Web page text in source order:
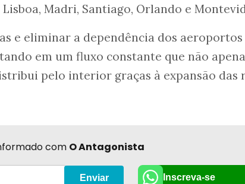
Madri, Santiago, Orlando e
e eliminar a dependência dos aeroportos
em um fluxo constante que não
pelo interior graças à expansão das
com O Antagonista
Enviar Inscreva-se